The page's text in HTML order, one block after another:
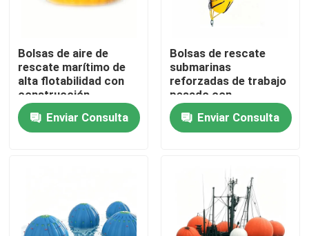
Videos
Bolsas de aire de
rescate marítimo de
alta flotabilidad con
construcción
duradera para su fácil
despliegue en el
levantamiento
Enviar Consulta
Bolsas de rescate
submarinas
reforzadas de trabajo
pesado con
flotabilidad de 1 a 100
toneladas y airbags de
rescate marinos
Enviar Consulta